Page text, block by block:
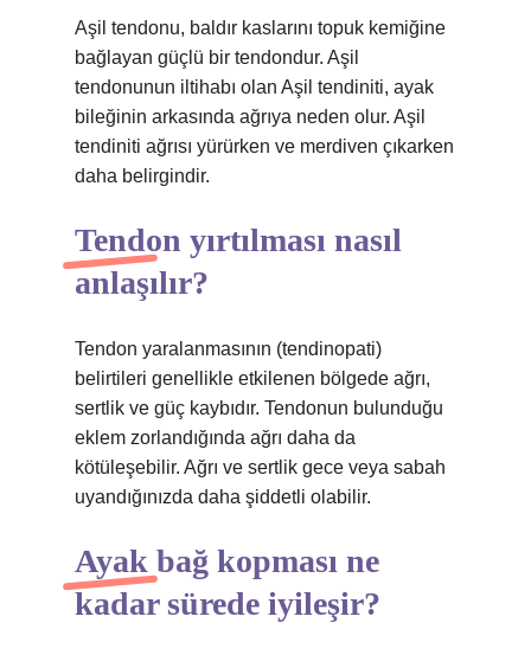
Aşil tendonu, baldır kaslarını topuk kemiğine
bağlayan güçlü bir tendondur. Aşil
tendonunun iltihabı olan Aşil tendiniti, ayak
bileğinin arkasında ağrıya neden olur. Aşil
tendiniti ağrısı yürürken ve merdiven çıkarken
daha belirgindir.
Tendon yırtılması nasıl
anlaşılır?
Tendon yaralanmasının (tendinopati)
belirtileri genellikle etkilenen bölgede ağrı,
sertlik ve güç kaybıdır. Tendonun bulunduğu
eklem zorlandığında ağrı daha da
kötüleşebilir. Ağrı ve sertlik gece veya sabah
uyandığınızda daha şiddetli olabilir.
Ayak bağ kopması ne
kadar sürede iyileşir?